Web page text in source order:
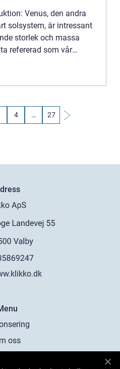
Venus, den andra
solsystem, är intressant
storlek och massa
refererad som vår
4 … 27
oss